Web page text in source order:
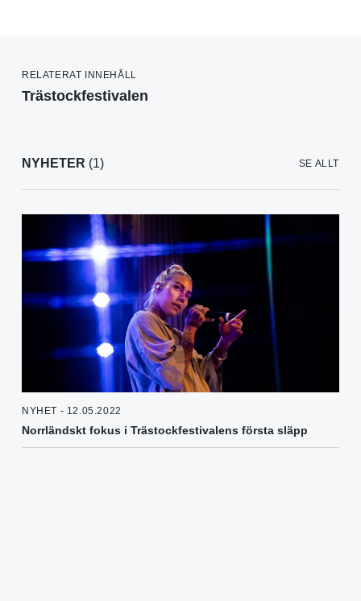
RELATERAT INNEHÅLL
Trästockfestivalen
NYHETER (1) SE ALLT
NYHET - 12.05.2022
Norrländskt fokus i Trästockfestivalens första släpp